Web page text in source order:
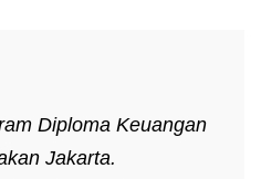
Diploma Keuangan
Jakarta.